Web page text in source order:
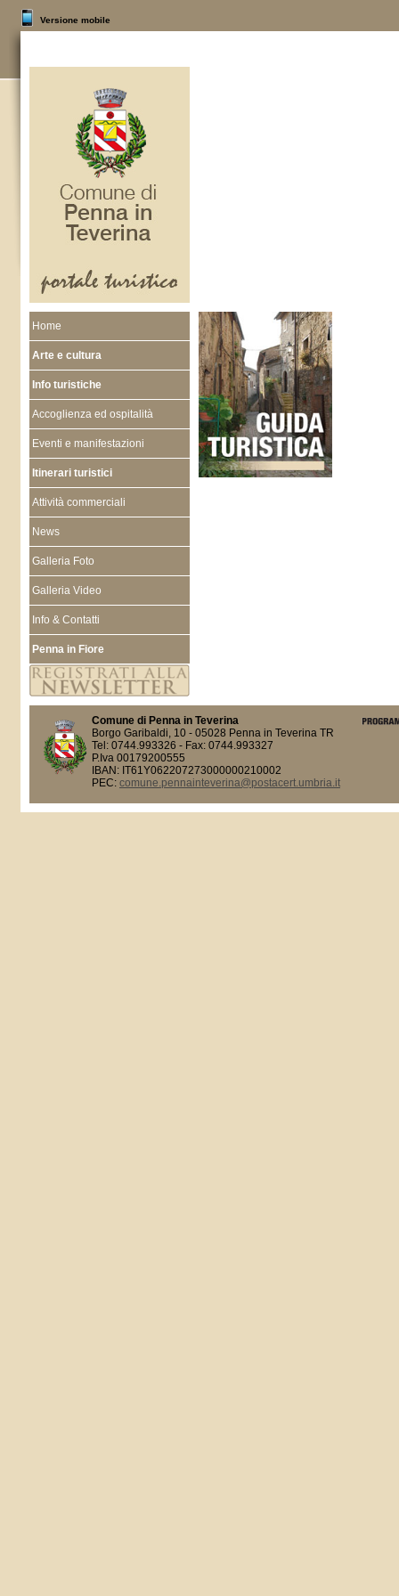
Versione mobile
Home
Arte e cultura
Info turistiche
Accoglienza ed ospitalità
Eventi e manifestazioni
Itinerari turistici
Attività commerciali
News
Galleria Foto
Galleria Video
Info & Contatti
Penna in Fiore
Comune di Penna in Teverina
Borgo Garibaldi, 10 - 05028 Penna in Teverina TR
Tel: 0744.993326 - Fax: 0744.993327
P.Iva 00179200555
IBAN: IT61Y062207273000000210002
PEC: comune.pennainteverina@postacert.umbria.it